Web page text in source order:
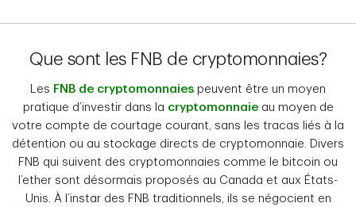
Que sont les FNB de cryptomonnaies?
Les FNB de cryptomonnaies peuvent être un moyen
pratique d’investir dans la cryptomonnaieau moyen de
votre compte de courtage courant, sans les tracas liés à la
détention ou au stockage directs de cryptomonnaie. Divers
FNB qui suivent des cryptomonnaies comme le bitcoin ou
l’ether sont désormais proposés au Canada et aux États-
Unis. À l’instar des FNB traditionnels, ils se négocient en